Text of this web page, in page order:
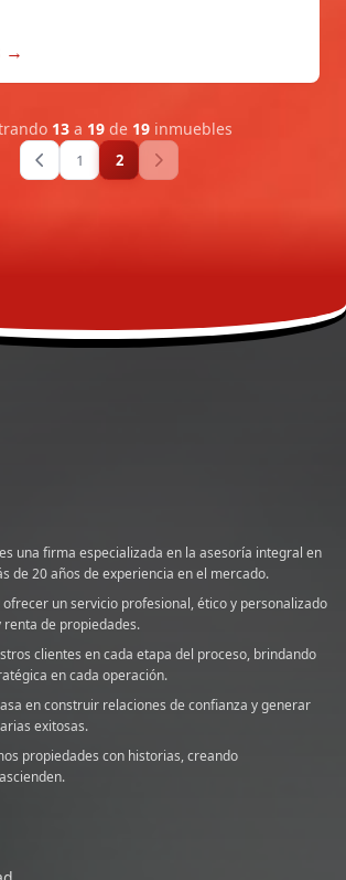
→
13a 19de 19inmuebles
1 2
una firma especializada en la asesoría integral en
de 20 años de experiencia en el mercado.
un servicio profesional, ético y personalizado
de propiedades.
clientes en cada etapa del proceso, brindando
en cada operación.
en construir relaciones de confianza y generar
exitosas.
propiedades con historias, creando